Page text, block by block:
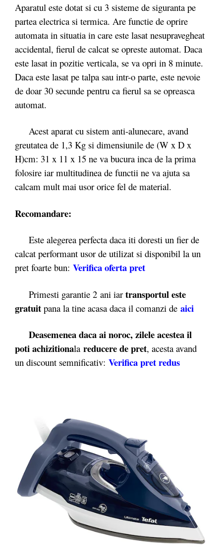
Aparatul este dotat si cu 3 sisteme de siguranta pe
partea electrica si termica. Are functie de oprire
automata in situatia in care este lasat nesupravegheat
accidental, fierul de calcat se opreste automat. Daca
este lasat in pozitie verticala, se va opri in 8 minute.
Daca este lasat pe talpa sau intr-o parte, este nevoie
de doar 30 secunde pentru ca fierul sa se opreasca
automat.
Acest aparat cu sistem anti-alunecare, avand
greutatea de 1,3 Kg si dimensiunile de (W x D x
H)cm: 31 x 11 x 15 ne va bucura inca de la prima
folosire iar multitudinea de functii ne va ajuta sa
calcam mult mai usor orice fel de material.
Recomandare:
Este alegerea perfecta daca iti doresti un fier de
calcat performant usor de utilizat si disponibil la un
pret foarte bun: Verifica oferta pret
Primesti garantie 2 ani iar transportul este
gratuit pana la tine acasa daca il comanzi de aici
Deasemenea daca ai noroc, zilele acestea il
poti achizitionala reducere de pret, acesta avand
un discount semnificativ: Verifica pret redus